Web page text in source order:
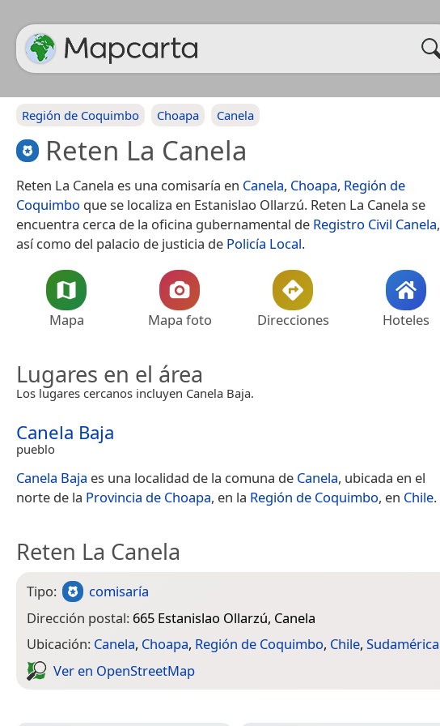
Región de Coquimbo Choapa Canela
Reten La Canela
Reten La Canela es una comisaría en Canela, Choapa, Región de
Coquimbo que se localiza en Estanislao Ollarzú. Reten La Canela se
encuentra cerca de la oficina gubernamental de Registro Civil Canela,
así como del palacio de justicia de Policía Local.
Mapa Mapa foto Direcciones Hoteles
Lugares en el área
Los lugares cercanos incluyen Canela Baja.
Canela Baja
pueblo
Canela Baja es una localidad de la comuna de Canela, ubicada en el
norte de la Provincia de Choapa, en la Región de Coquimbo, en Chile.
Reten La Canela
Tipo:
comisaría
Dirección postal: 665 Estanislao Ollarzú, Canela
Ubicación: Canela, Choapa, Región de Coquimbo, Chile, Sudamérica
Ver en Open­Street­Map